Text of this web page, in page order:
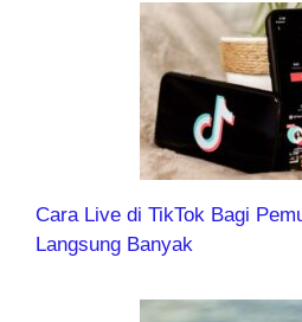
Cara Live di TikTok Bagi
Langsung Banyak